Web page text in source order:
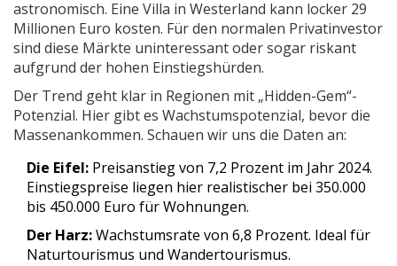
astronomisch. Eine Villa in Westerland kann locker 29
Millionen Euro kosten. Für den normalen Privatinvestor
sind diese Märkte uninteressant oder sogar riskant
aufgrund der hohen Einstiegshürden.
Der Trend geht klar in Regionen mit „Hidden-Gem“-
Potenzial. Hier gibt es Wachstumspotenzial, bevor die
Massenankommen. Schauen wir uns die Daten an:
Die Eifel: Preisanstieg von 7,2 Prozent im Jahr 2024.
Einstiegspreise liegen hier realistischer bei 350.000
bis 450.000 Euro für Wohnungen.
Der Harz:Wachstumsrate von 6,8 Prozent. Ideal für
Naturtourismus und Wandertourismus.